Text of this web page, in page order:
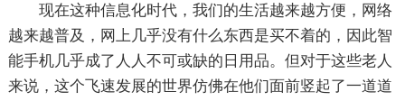
现在这种信息化时代，我们的生活越来越方便，网络
越来越普及，网上几乎没有什么东西是买不着的，因此智
能手机几乎成了人人不可或缺的日用品。但对于这些老人
来说，这个飞速发展的世界仿佛在他们面前竖起了一道道